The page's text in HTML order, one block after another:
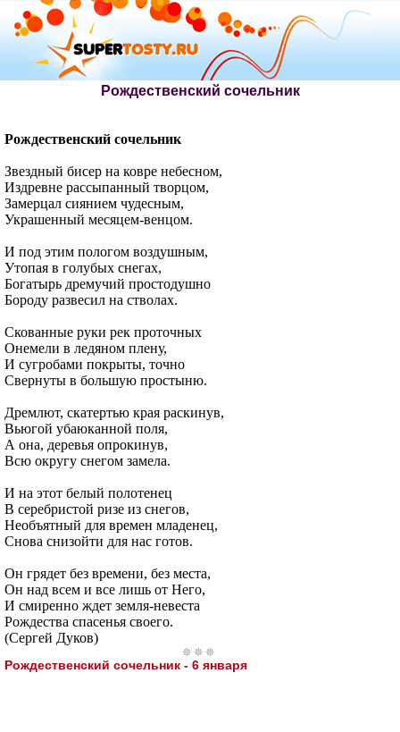
Рождественский сочельник
Рождественский сочельник
Звездный бисер на ковре небесном,
Издревне рассыпанный творцом,
Замерцал сиянием чудесным,
Украшенный месяцем-венцом.
И под этим пологом воздушным,
Утопая в голубых снегах,
Богатырь дремучий простодушно
Бороду развесил на стволах.
Скованные руки рек проточных
Онемели в ледяном плену,
И сугробами покрыты, точно
Свернуты в большую простыню.
Дремлют, скатертью края раскинув,
Вьюгой убаюканной поля,
А она, деревья опрокинув,
Всю округу снегом замела.
И на этот белый полотенец
В серебристой ризе из снегов,
Необъятный для времен младенец,
Снова снизойти для нас готов.
Он грядет без времени, без места,
Он над всем и все лишь от Него,
И смиренно ждет земля-невеста
Рождества спасенья своего.
(Сергей Дуков)
Рождественский сочельник - 6 января